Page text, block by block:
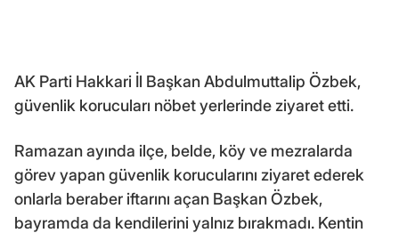
AK Parti Hakkari İl Başkan Abdulmuttalip Özbek,
güvenlik korucuları nöbet yerlerinde ziyaret etti.
Ramazan ayında ilçe, belde, köy ve mezralarda
görev yapan güvenlik korucularını ziyaret ederek
onlarla beraber iftarını açan Başkan Özbek,
bayramda da kendilerini yalnız bırakmadı. Kentin